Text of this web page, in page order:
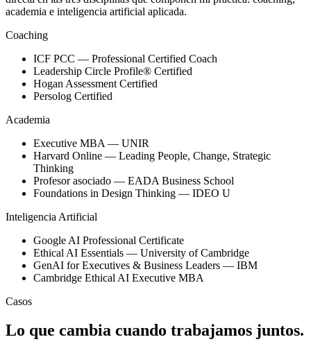
academia e inteligencia artificial aplicada.
Coaching
ICF PCC — Professional Certified Coach
Leadership Circle Profile® Certified
Hogan Assessment Certified
Persolog Certified
Academia
Executive MBA — UNIR
Harvard Online — Leading People, Change, Strategic
Thinking
Profesor asociado — EADA Business School
Foundations in Design Thinking — IDEO U
Inteligencia Artificial
Google AI Professional Certificate
Ethical AI Essentials — University of Cambridge
GenAI for Executives & Business Leaders — IBM
Cambridge Ethical AI Executive MBA
Casos
Lo que cambia cuando trabajamos juntos.